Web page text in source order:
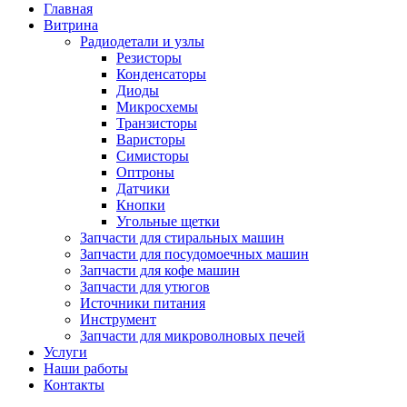
Главная
Витрина
Радиодетали и узлы
Резисторы
Конденсаторы
Диоды
Микросхемы
Транзисторы
Варисторы
Симисторы
Оптроны
Датчики
Кнопки
Угольные щетки
Запчасти для стиральных машин
Запчасти для посудомоечных машин
Запчасти для кофе машин
Запчасти для утюгов
Источники питания
Инструмент
Запчасти для микроволновых печей
Услуги
Наши работы
Контакты